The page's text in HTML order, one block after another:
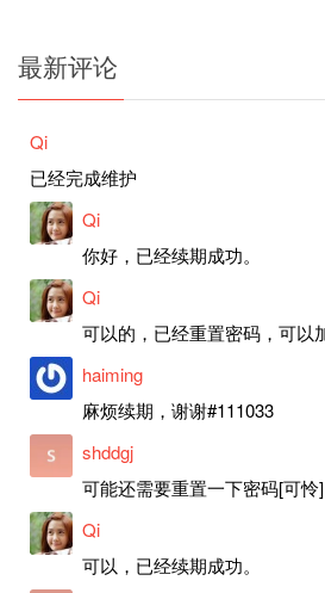
最新评论
Qi
已经完成维护
Qi
你好，已经续期成功。
Qi
haiming
麻烦续期，谢谢#111033
shddgj
可能还需要重置一下密码[可怜]
Qi
可以，已经续期成功。